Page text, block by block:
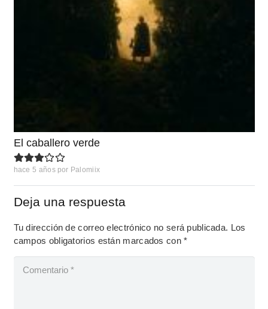
El caballero verde
hace 5 años por Palomiix
Deja una respuesta
Tu dirección de correo electrónico no será publicada. Los
campos obligatorios están marcados con*